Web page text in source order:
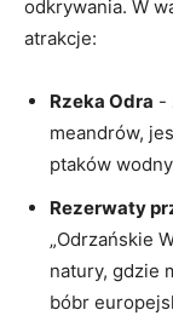
odkrywania. W
atrakcje:
Rzeka Odra -​
meandrów,
ptaków
Rezerwaty⁣
„Odrzańskie
natury, gdzie
bóbr